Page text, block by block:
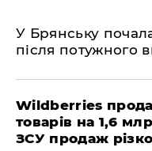
У Брянську
після потужного
Wildberries
товарів на 1,6
ЗСУ продаж